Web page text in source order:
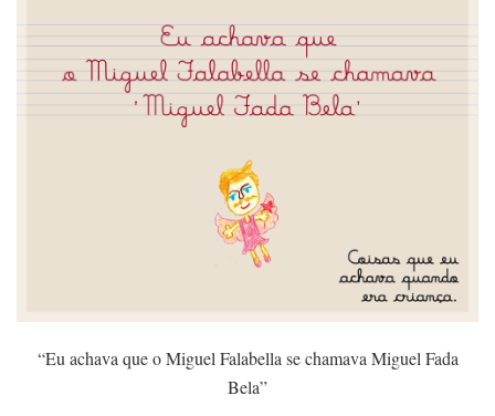
“Eu achava que o Miguel Falabella se chamava Miguel Fada
Bela”